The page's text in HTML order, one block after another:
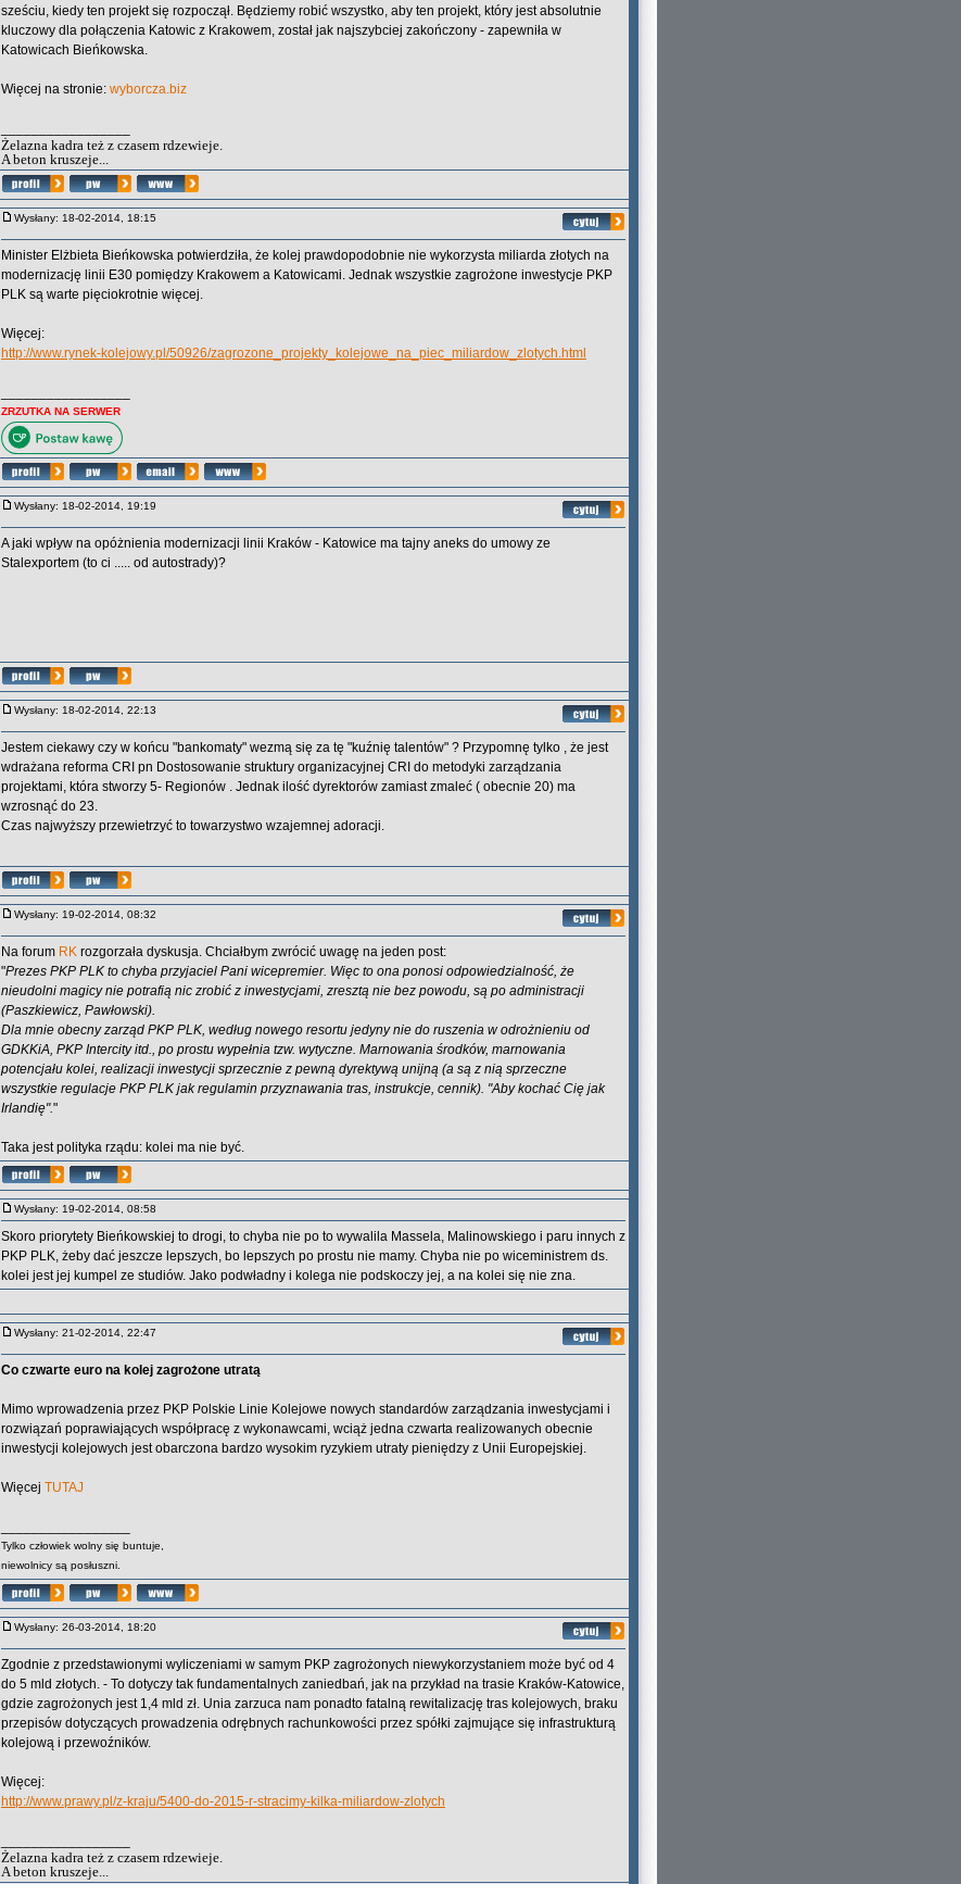
sześciu, kiedy ten projekt się rozpoczął. Będziemy robić wszystko, aby ten projekt, który jest absolutnie
kluczowy dla połączenia Katowic z Krakowem, został jak najszybciej zakończony - zapewniła w
Katowicach Bieńkowska.
Więcej na stronie: wyborcza.biz
Żelazna kadra też z czasem rdzewieje.
A beton kruszeje...
Wysłany: 18-02-2014, 18:15
Minister Elżbieta Bieńkowska potwierdziła, że kolej prawdopodobnie nie wykorzysta miliarda złotych na
modernizację linii E30 pomiędzy Krakowem a Katowicami. Jednak wszystkie zagrożone inwestycje PKP
PLK są warte pięciokrotnie więcej.
Więcej:
http://www.rynek-kolejowy.pl/50926/zagrozone_projekty_kolejowe_na_piec_miliardow_zlotych.html
ZRZUTKA NA SERWER
Wysłany: 18-02-2014, 19:19
A jaki wpływ na opóżnienia modernizacji linii Kraków - Katowice ma tajny aneks do umowy ze
Stalexportem (to ci ..... od autostrady)?
Wysłany: 18-02-2014, 22:13
Jestem ciekawy czy w końcu "bankomaty" wezmą się za tę "kuźnię talentów" ? Przypomnę tylko , że jest
wdrażana reforma CRI pn Dostosowanie struktury organizacyjnej CRI do metodyki zarządzania
projektami, która stworzy 5- Regionów . Jednak ilość dyrektorów zamiast zmaleć ( obecnie 20) ma
wzrosnąć do 23.
Czas najwyższy przewietrzyć to towarzystwo wzajemnej adoracji.
Wysłany: 19-02-2014, 08:32
Na forum RK rozgorzała dyskusja. Chciałbym zwrócić uwagę na jeden post:
"Prezes PKP PLK to chyba przyjaciel Pani wicepremier. Więc to ona ponosi odpowiedzialność, że
nieudolni magicy nie potrafią nic zrobić z inwestycjami, zresztą nie bez powodu, są po administracji
(Paszkiewicz, Pawłowski).
Dla mnie obecny zarząd PKP PLK, według nowego resortu jedyny nie do ruszenia w odrożnieniu od
GDKKiA, PKP Intercity itd., po prostu wypełnia tzw. wytyczne. Marnowania środków, marnowania
potencjału kolei, realizacji inwestycji sprzecznie z pewną dyrektywą unijną (a są z nią sprzeczne
wszystkie regulacje PKP PLK jak regulamin przyznawania tras, instrukcje, cennik). "Aby kochać Cię jak
Irlandię"."
Taka jest polityka rządu: kolei ma nie być.
Wysłany: 19-02-2014, 08:58
Skoro priorytety Bieńkowskiej to drogi, to chyba nie po to wywalila Massela, Malinowskiego i paru innych z
PKP PLK, żeby dać jeszcze lepszych, bo lepszych po prostu nie mamy. Chyba nie po wiceministrem ds.
kolei jest jej kumpel ze studiów. Jako podwładny i kolega nie podskoczy jej, a na kolei się nie zna.
Wysłany: 21-02-2014, 22:47
Co czwarte euro na kolej zagrożone utratą
Mimo wprowadzenia przez PKP Polskie Linie Kolejowe nowych standardów zarządzania inwestycjami i
rozwiązań poprawiających współpracę z wykonawcami, wciąż jedna czwarta realizowanych obecnie
inwestycji kolejowych jest obarczona bardzo wysokim ryzykiem utraty pieniędzy z Unii Europejskiej.
Więcej TUTAJ
Tylko człowiek wolny się buntuje,
niewolnicy są posłuszni.
Wysłany: 26-03-2014, 18:20
Zgodnie z przedstawionymi wyliczeniami w samym PKP zagrożonych niewykorzystaniem może być od 4
do 5 mld złotych. - To dotyczy tak fundamentalnych zaniedbań, jak na przykład na trasie Kraków-Katowice,
gdzie zagrożonych jest 1,4 mld zł. Unia zarzuca nam ponadto fatalną rewitalizację tras kolejowych, braku
przepisów dotyczących prowadzenia odrębnych rachunkowości przez spółki zajmujące się infrastrukturą
kolejową i przewoźników.
Więcej:
http://www.prawy.pl/z-kraju/5400-do-2015-r-stracimy-kilka-miliardow-zlotych
Żelazna kadra też z czasem rdzewieje.
A beton kruszeje...